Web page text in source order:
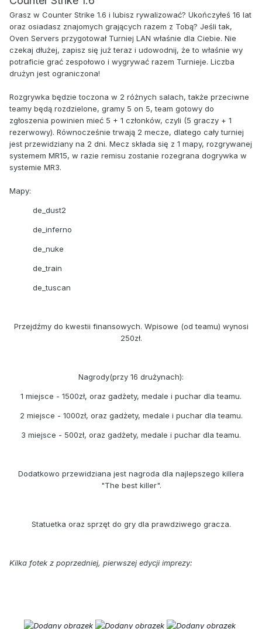
Grasz w Counter Strike 1.6 i lubisz rywalizować? Ukończyłeś 16 lat
oraz osiadasz znajomych grających razem z Tobą? Jeśli tak,
Oven Servers przygotował Turniej LAN właśnie dla Ciebie. Nie
czekaj dłużej, zapisz się już teraz i udowodnij, że to właśnie wy
potraficie grać zespołowo i wygrywać razem Turnieje. Liczba
drużyn jest ograniczona!
Rozgrywka będzie toczona w 2 różnych salach, także przeciwne
teamy będą rozdzielone, gramy 5 on 5, team gotowy do
zgłoszenia powinien mieć 5 + 1 członków, czyli (5 graczy + 1
rezerwowy). Równocześnie trwają 2 mecze, dlatego cały turniej
jest przewidziany na 2 dni. Mecz składa się z 1 mapy, rozgrywanej
systemem MR15, w razie remisu zostanie rozegrana dogrywka w
systemie MR3.
Mapy:
de_dust2
de_inferno
de_nuke
de_train
de_tuscan
Przejdźmy do kwestii finansowych. Wpisowe (od teamu) wynosi
250zł.
Nagrody(przy 16 drużynach):
1 miejsce - 1500zł, oraz gadżety, medale i puchar dla teamu.
2 miejsce - 1000zł, oraz gadżety, medale i puchar dla teamu.
3 miejsce - 500zł, oraz gadżety, medale i puchar dla teamu.
Dodatkowo przewidziana jest nagroda dla najlepszego killera
"The best killer".
Statuetka oraz sprzęt do gry dla prawdziwego gracza.
Kilka fotek z poprzedniej, pierwszej edycji imprezy: